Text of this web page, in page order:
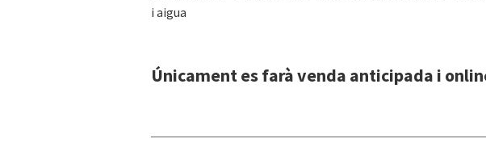
i aigua
Únicament es farà venda anticipada i